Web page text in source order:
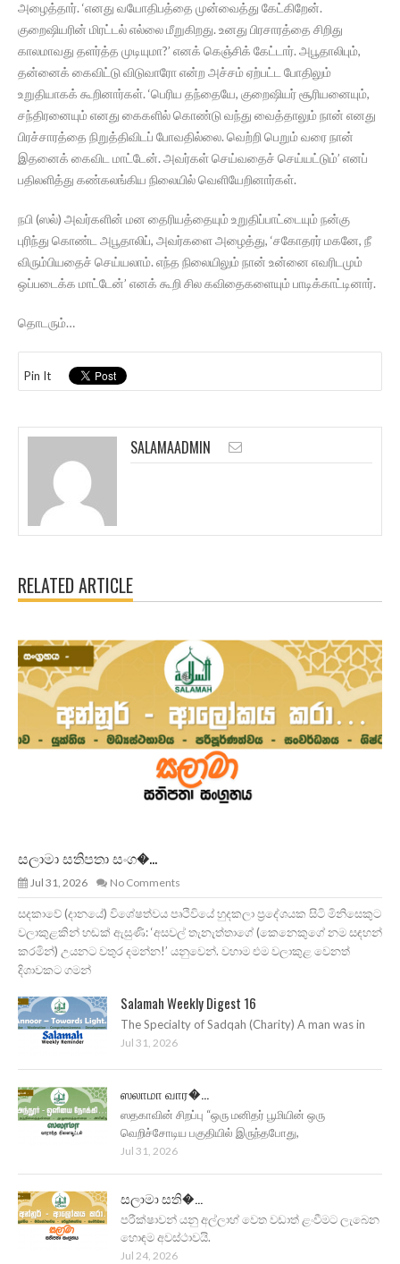
அழைத்தார். ‘எனது வயோதிபத்தை முன்வைத்து கேட்கிறேன்.
குறைஷியரின் மிரட்டல் எல்லை மீறுகிறது. உனது பிரசாரத்தை சிறிது
காலமாவது தளர்த்த முடியுமா?’ எனக் கெஞ்சிக் கேட்டார். அபூதாலிபும்,
தன்னைக் கைவிட்டு விடுவாரோ என்ற அச்சம் ஏற்பட்ட போதிலும்
உறுதியாகக் கூறினார்கள். ‘பெரிய தந்தையே, குறைஷியர் சூரியனையும்,
சந்திரனையும் எனது கைகளில் கொண்டு வந்து வைத்தாலும் நான் எனது
பிரச்சாரத்தை நிறுத்திவிடப் போவதில்லை. வெற்றி பெறும் வரை நான்
இதனைக் கைவிட மாட்டேன். அவர்கள் செய்வதைச் செய்யட்டும்’ எனப்
பதிலளித்து கண்கலங்கிய நிலையில் வெளியேறினார்கள்.
நபி (ஸல்) அவர்களின் மன தைரியத்தையும் உறுதிப்பாட்டையும் நன்கு
புரிந்து கொண்ட அபூதாலிப், அவர்களை அழைத்து, ‘சகோதரர் மகனே, நீ
விரும்பியதைச் செய்யலாம். எந்த நிலையிலும் நான் உன்னை எவரிடமும்
ஒப்படைக்க மாட்டேன்’ எனக் கூறி சில கவிதைகளையும் பாடிக்காட்டினார்.
தொடரும்…
Pin It
SALAMAADMIN
RELATED ARTICLE
සලාමා සතිපතා සංග�...
Jul 31, 2026 No Comments
සදකාවේ (දානයේ) විශේෂත්වය පෘථිවියේ හුදකලා ප්‍රදේශයක සිටි මිනිසෙකුට
වලාකුළකින් හඬක් ඇසුණි: ‘අසවල් තැනැත්තාගේ (කෙනෙකුගේ නම සඳහන්
කරමින්) උයනට වතුර දමන්න!’ යනුවෙන්. වහාම එම වලාකුළ වෙනත්
දිශාවකට ගමන්
Salamah Weekly Digest 16
The Specialty of Sadqah (Charity) A man was in
Jul 31, 2026
ஸலாமா வார�...
ஸதகாவின் சிறப்பு “ஒரு மனிதர் பூமியின் ஒரு
வெறிச்சோடிய பகுதியில் இருந்தபோது,
Jul 31, 2026
සලාමා සති�...
පරීක්ෂාවන් යනු අල්ලාහ් වෙත වඩාත් ළංවීමට ලැබෙන
හොඳම අවස්ථාවයි.
Jul 24, 2026